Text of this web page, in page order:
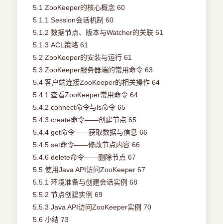
5.1 ZooKeeper的核心概念 60
5.1.1 Session会话机制 60
5.1.2 数据节点、版本与Watcher的关联 61
5.1.3 ACL策略 61
5.2 ZooKeeper的安装与运行 61
5.3 ZooKeeper服务器端的常用命令 63
5.4 客户端连接ZooKeeper的相关操作 64
5.4.1 查看ZooKeeper常用命令 64
5.4.2 connect命令与ls命令 65
5.4.3 create命令——创建节点 65
5.4.4 get命令——获取数据与信息 66
5.4.5 set命令——修改节点内容 66
5.4.6 delete命令——删除节点 67
5.5 使用Java API访问ZooKeeper 67
5.5.1 环境准备与创建会话实例 68
5.5.2 节点创建实例 69
5.5.3 Java API访问ZooKeeper实例 70
5.6 小结 73